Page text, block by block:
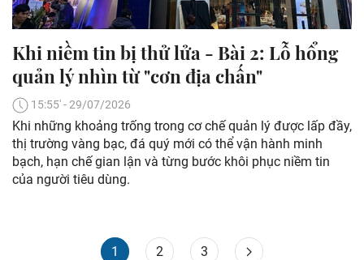
Khi niềm tin bị thử lửa - Bài 2: Lỗ hổng
quản lý nhìn từ "cơn địa chấn"
15:55' - 29/07/2026
Khi những khoảng trống trong cơ chế quản lý được lấp đầy,
thị trường vàng bạc, đá quý mới có thể vận hành minh
bạch, hạn chế gian lận và từng bước khôi phục niềm tin
của người tiêu dùng.
1 2 3